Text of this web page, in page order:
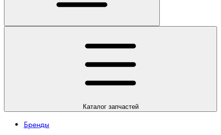
Каталогзапчастей
Бренды